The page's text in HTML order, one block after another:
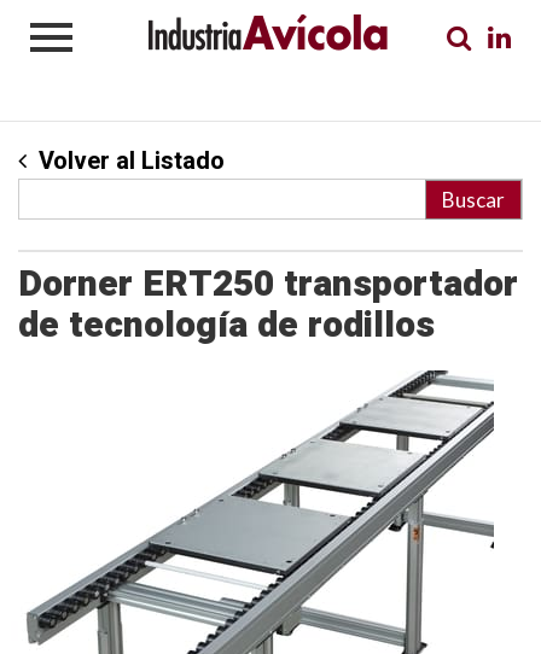
Volver al Listado
Dorner ERT250 transportador
de tecnología de rodillos